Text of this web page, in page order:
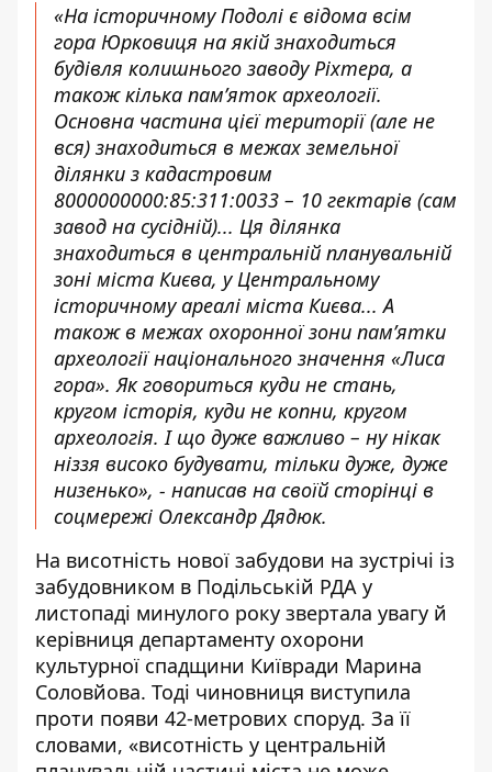
«На історичному Подолі є відома всім
гора Юрковиця на якій знаходиться
будівля колишнього заводу Ріхтера, а
також кілька пам’яток археології.
Основна частина цієї території (але не
вся) знаходиться в межах земельної
ділянки з кадастровим
8000000000:85:311:0033 – 10 гектарів (сам
завод на сусідній)... Ця ділянка
знаходиться в центральній планувальній
зоні міста Києва, у Центральному
історичному ареалі міста Києва... А
також в межах охоронної зони пам’ятки
археології національного значення «Лиса
гора». Як говориться куди не стань,
кругом історія, куди не копни, кругом
археологія. І що дуже важливо – ну нікак
ніззя високо будувати, тільки дуже, дуже
низенько», - написав на своїй сторінці в
соцмережі Олександр Дядюк.
На висотність нової забудови на зустрічі із
забудовником в Подільській РДА у
листопаді минулого року звертала увагу й
керівниця департаменту охорони
культурної спадщини Київради Марина
Соловйова. Тоді чиновниця виступила
проти появи 42-метрових споруд. За її
словами, «висотність у центральній